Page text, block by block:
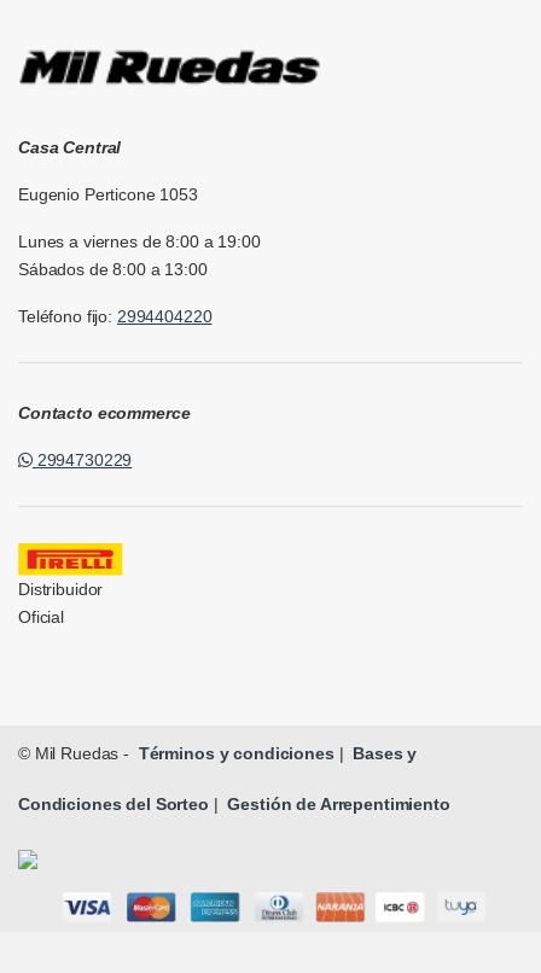
Casa Central
Eugenio Perticone 1053
Lunes a viernes de 8:00 a 19:00
Sábados de 8:00 a 13:00
Teléfono fijo: 2994404220
Contacto ecommerce
2994730229
Distribuidor
Oficial
© Mil Ruedas - Términos y condiciones | Bases y
Condiciones del Sorteo | Gestión de Arrepentimiento